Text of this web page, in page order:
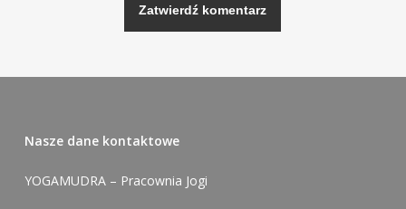
Nasze dane kontaktowe
YOGAMUDRA – Pracownia Jogi